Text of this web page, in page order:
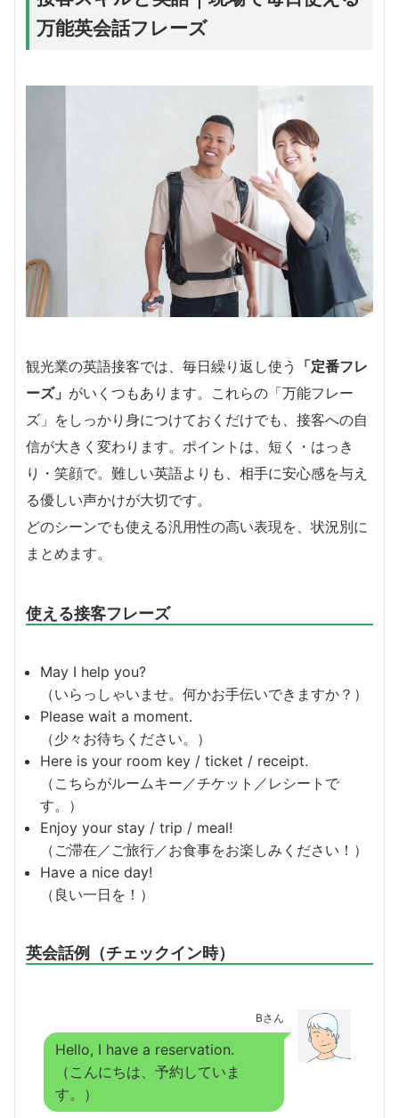
万能英会話フレーズ
観光業の英語接客では、毎日繰り返し使う
「定番フレ
ーズ」 がいくつもあります。これらの「万能フレー
ズ」をしっかり身につけておくだけでも、接客への自
信が大きく変わります。ポイントは、短く・はっき
り・笑顔で。難しい英語よりも、相手に安心感を与え
る優しい声かけが大切です。
どのシーンでも使える汎用性の高い表現を、状況別に
まとめます。
使える接客フレーズ
May I help you?
（いらっしゃいませ。何かお手伝いできますか？）
Please wait a moment.
（少々お待ちください。）
Here is your room key / ticket / receipt.
（こちらがルームキー／チケット／レシートで
す。）
Enjoy your stay / trip / meal!
（ご滞在／ご旅行／お食事をお楽しみください！）
Have a nice day!
（良い一日を！）
英会話例（チェックイン時）
Bさん
Hello, I have a reservation.
（こんにちは、予約していま
す。）